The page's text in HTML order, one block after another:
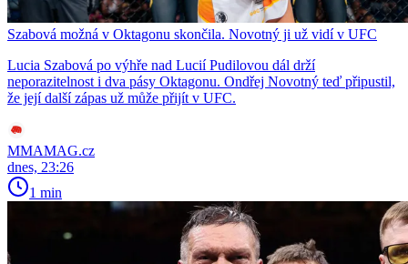
Szabová možná v Oktagonu skončila. Novotný ji už vidí v UFC
Lucia Szabová po výhře nad Lucií Pudilovou dál drží
neporazitelnost i dva pásy Oktagonu. Ondřej Novotný teď připustil,
že její další zápas už může přijít v UFC.
MMAMAG.cz
dnes, 23:26
1 min